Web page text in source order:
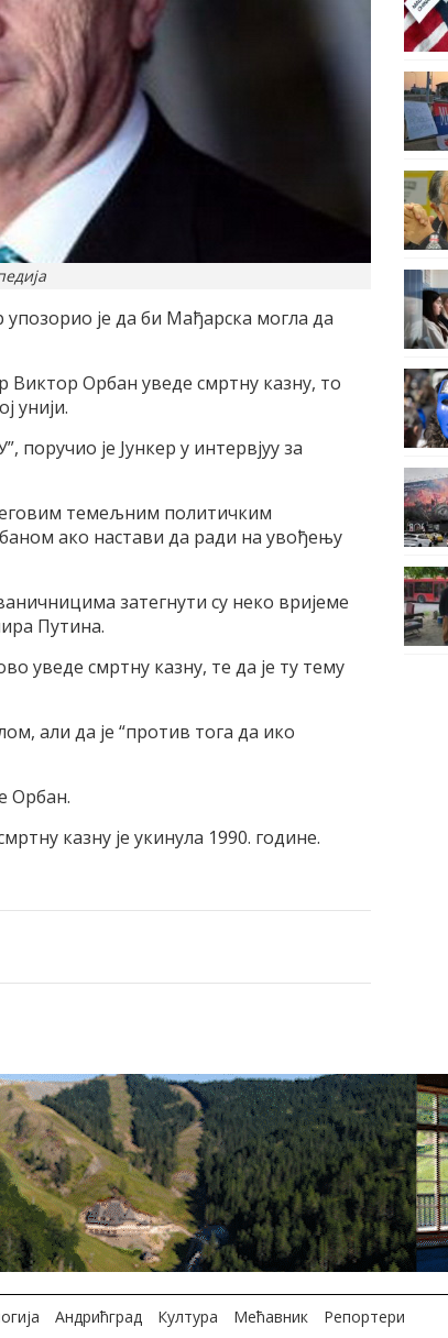
је да би Мађарска могла да
Виктор Орбан уведе смртну казну, то
унији.
поручио је Јункер у интервјуу за
темељним политичким
ако настави да ради на увођењу
затегнути су неко вријеме
Путина.
уведе смртну казну, те да је ту тему
али да је “против тога да ико
Орбан.
казну је укинула 1990. године.
Андрићград Култура Мећавник Репортери